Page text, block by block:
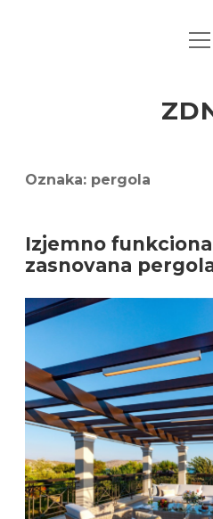
open
Oznaka: pergola
Izjemno
zasnovana